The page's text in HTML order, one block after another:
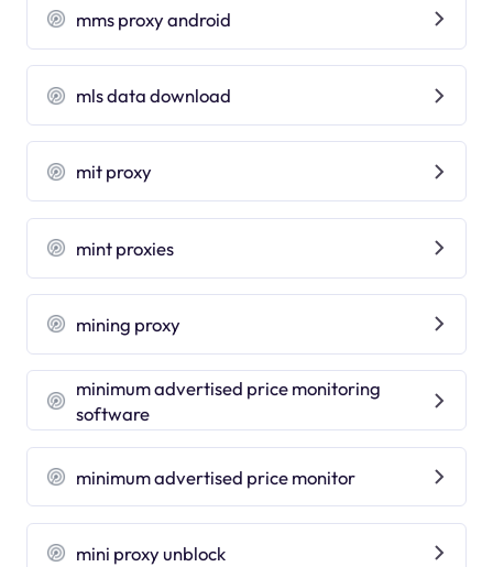
mms proxy android
mls data download
mit proxy
mint proxies
mining proxy
minimum advertised price monitoring
software
minimum advertised price monitor
mini proxy unblock